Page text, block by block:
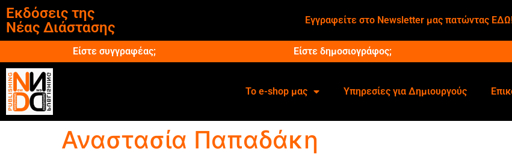
Εκδόσεις της
Νέας Διάστασης
Εγγραφείτε στο Newsletter μας πατώντας
Είστε συγγραφέας; Είστε δημοσιογράφος;
Το e-shop μας Υπηρεσίες για Δημιουργούς
Αναστασία Παπαδάκη